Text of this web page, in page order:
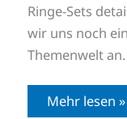
Ringe-Sets
wir uns noch
Themenwelt an.
Mehr lesen »